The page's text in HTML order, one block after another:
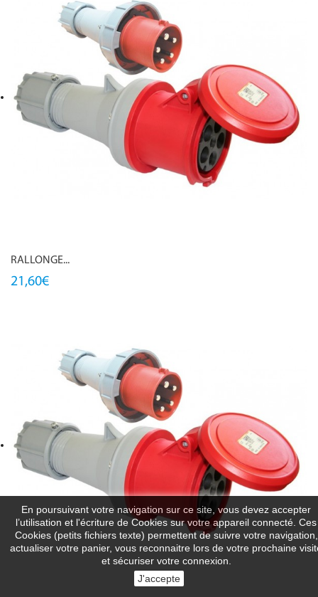
RALLONGE...
21,60€
En poursuivant votre navigation sur ce site, vous devez accepter
l’utilisation et l'écriture de Cookies sur votre appareil connecté. Ces
Cookies (petits fichiers texte) permettent de suivre votre navigation,
actualiser votre panier, vous reconnaitre lors de votre prochaine
et sécuriser votre connexion.
J'accepte